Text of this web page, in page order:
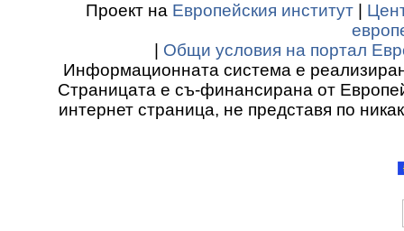
Проект на Европейския институт
Общи условия на портал
Информационната система е
Страницата е съ-финансирана от
интернет страница, не представя по